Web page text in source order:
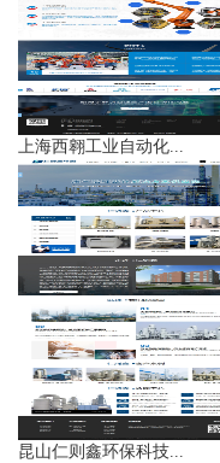
上海西翱工业自动化...
昆山仁则鑫环保科技...